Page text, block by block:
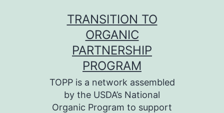
TRANSITION TO
ORGANIC
PARTNERSHIP
PROGRAM
TOPP is a network assembled
by the USDA’s National
Organic Program to support